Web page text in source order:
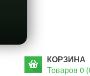
КОРЗИНА
Товаров 0